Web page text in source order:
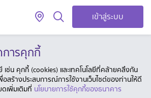
เข้าสู่ระบบ
การคุกกี้
เช่น คุกกี้ (cookies) และเทคโนโลยีที่คล้ายคลึงกัน
อสร้างประสบการณ์การใช้งานเว็บไซต์ของท่านให้ดี
เพิ่มเติมที่ นโยบายการใช้คุกกี้ของธนาคาร